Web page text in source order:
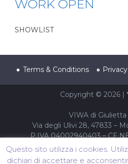
WORK OPEN
SHOWLIST
Terms & Conditions
Copyright © 2026 |
VIWA di
Via degli Ulivi 28, 47833 –
P.IVA 04002940403 – CF
Questo sito utilizza i cookies.
dichiari di accettare e